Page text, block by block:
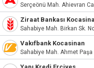
Serçeönü Mah. Ahievran
Ziraat Bankası
Sahabiye Mah. Birkan Sk.
Vakıfbank Kocasinan
Sahabiye Mah. Ahmet